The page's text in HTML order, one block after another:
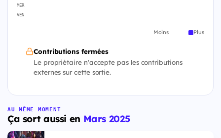
MER
VEN
Moins Plus
Contributions fermées
Le propriétaire n'accepte pas les contributions
externes sur cette sortie.
AU MÊME MOMENT
Ça sort aussi en Mars 2025